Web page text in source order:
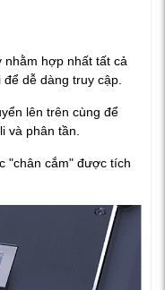
nhằm hợp nhất tất cả
dễ dàng truy cập.
lên trên cùng để
và phân tần.
"chân cắm" được tích